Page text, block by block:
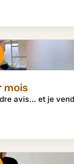
mois
avis… et je